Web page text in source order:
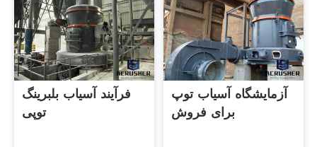
فرآیند آسیاب بلبرینگ
توپی
آزمایشگاه آسیاب توپ
برای فروش